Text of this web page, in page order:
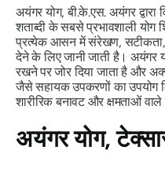
अयंगर योग, बी.के.एस. अयंगर
शताब्दी के सबसे प्रभावशाली
प्रत्येक आसन में संरेखण, सटीकता,
देने के लिए जानी जाती है।
रखने पर जोर दिया जाता है और
जैसे सहायक उपकरणों का उपयोग
शारीरिक बनावट और क्षमताओं
अयंगर योग,